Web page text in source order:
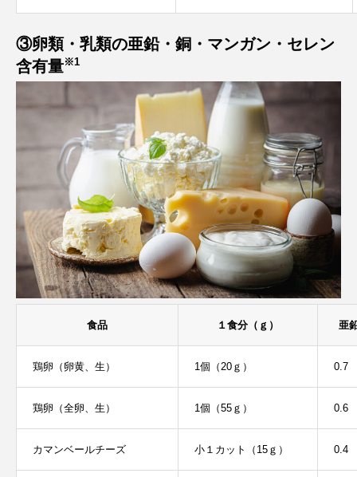
③卵類・乳類の亜鉛・銅・マンガン・セレン
含有量※1
食品 １食分（ｇ） 亜
鶏卵（卵黄、生） 1個（20ｇ） 0.7
鶏卵（全卵、生） 1個（55ｇ） 0.6
カマンベールチーズ 小１カット（15ｇ） 0.4